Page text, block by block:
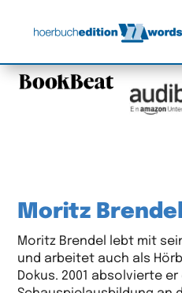
Moritz Brendel
Moritz Brendel lebt mit
und arbeitet auch als
Dokus. 2001 absolvierte er